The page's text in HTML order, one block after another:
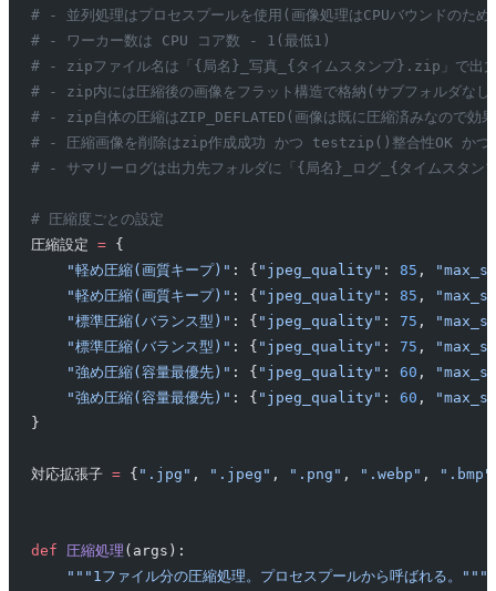
# - 並列処理はプロセスプールを使用(画像処理はCPUバウンドのた
# - ワーカー数は CPU コア数 - 1(最低1)
# - zipファイル名は「{局名}_写真_{タイムスタンプ}.zip」で出力
# - zip内には圧縮後の画像をフラット構造で格納(サブフォルダな
# - zip自体の圧縮はZIP_DEFLATED(画像は既に圧縮済みなので効
# - 圧縮画像を削除はzip作成成功 かつ testzip()整合性OK かつ
# - サマリーログは出力先フォルダに「{局名}_ログ_{タイムスタ
# 圧縮度ごとの設定
圧縮設定 = {
    "軽め圧縮(画質キープ)"
: { "jpeg_quality" : 85 ,
    "軽め圧縮(画質キープ)"
: { "jpeg_quality" : 85 ,
    "標準圧縮(バランス型)"
: { "jpeg_quality" : 75 ,
    "標準圧縮(バランス型)"
: { "jpeg_quality" : 75 ,
    "強め圧縮(容量最優先)"
: { "jpeg_quality" : 60 ,
    "強め圧縮(容量最優先)"
: { "jpeg_quality" : 60 ,
}
対応拡張子 = { ".jpg" , ".jpeg" , ".png" , ".webp" , ".bmp"
def 圧縮処理 (args):
    """1ファイル分の圧縮処理。プロセスプールから呼ばれる。"""